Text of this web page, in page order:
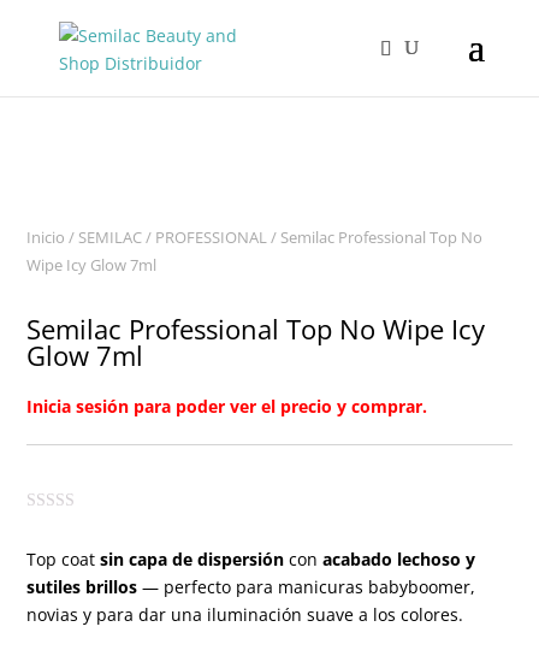
Inicio / SEMILAC/ PROFESSIONAL/ Semilac Professional Top No
Wipe Icy Glow 7ml
Semilac Professional Top No Wipe Icy
Glow 7ml
Inicia sesión para poder ver el precio y comprar.
Top coatsin capa de dispersión conacabado lechoso y
sutiles brillos — perfecto para manicuras babyboomer,
novias y para dar una iluminación suave a los colores.